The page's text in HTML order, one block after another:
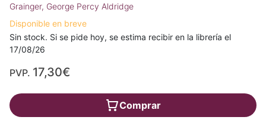
Grainger, George Percy Aldridge
Disponible en breve
Sin stock. Si se pide hoy, se estima recibir en la librería el
17/08/26
PVP. 17,30€
Comprar